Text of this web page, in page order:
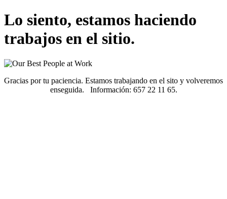
Lo siento, estamos haciendo
trabajos en el sitio.
Gracias por tu paciencia. Estamos trabajando en el sito y volveremos
enseguida. Información: 657 22 11 65.